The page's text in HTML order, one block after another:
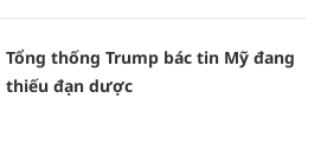
Tổng thống Trump bác tin Mỹ đang
thiếu đạn dược